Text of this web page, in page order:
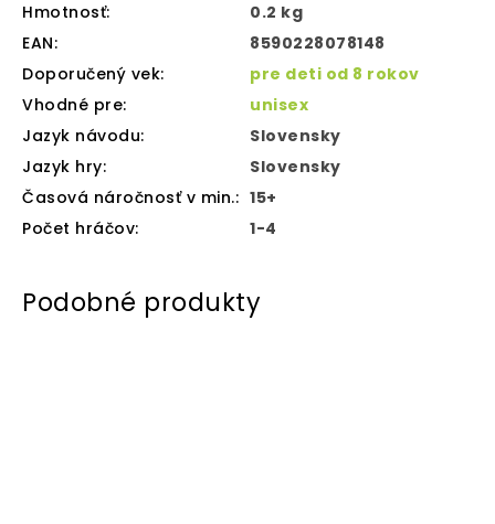
Hmotnosť:
0.2 kg
EAN:
8590228078148
Doporučený vek:
pre deti od 8 rokov
Vhodné pre:
unisex
Jazyk návodu:
Slovensky
Jazyk hry:
Slovensky
Časová náročnosť v min.: 15+
Počet hráčov: 1-4